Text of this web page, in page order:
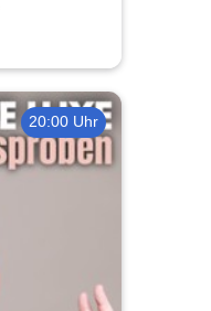
20:00 Uhr